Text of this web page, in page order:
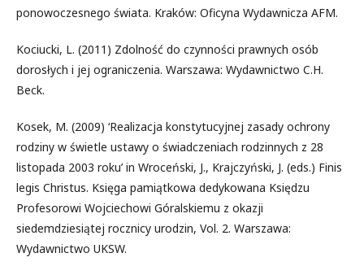
ponowoczesnego świata. Kraków: Oficyna Wydawnicza AFM.
Kociucki, L. (2011) Zdolność do czynności prawnych osób
dorosłych i jej ograniczenia. Warszawa: Wydawnictwo C.H.
Beck.
Kosek, M. (2009) ‘Realizacja konstytucyjnej zasady ochrony
rodziny w świetle ustawy o świadczeniach rodzinnych z 28
listopada 2003 roku’ in Wroceński, J., Krajczyński, J. (eds.) Finis
legis Christus. Księga pamiątkowa dedykowana Księdzu
Profesorowi Wojciechowi Góralskiemu z okazji
siedemdziesiątej rocznicy urodzin, Vol. 2. Warszawa:
Wydawnictwo UKSW.